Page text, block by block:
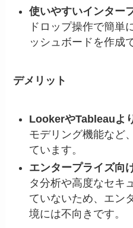
使いやすいインター
ドロップ操作で簡単
ッシュボードを作成
デメリット
LookerやTableauよ
モデリング機能など
ています。
エンタープライズ向
タ分析や高度なセキ
ていないため、エン
境には不向きです。